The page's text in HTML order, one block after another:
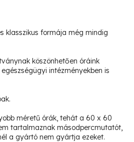
klasszikus formája még mindig
köszönhetően óráink
intézményekben is
méretű órák, tehát a 60 x 60
tartalmaznak másodpercmutatót,
a gyártó nem gyártja ezeket.